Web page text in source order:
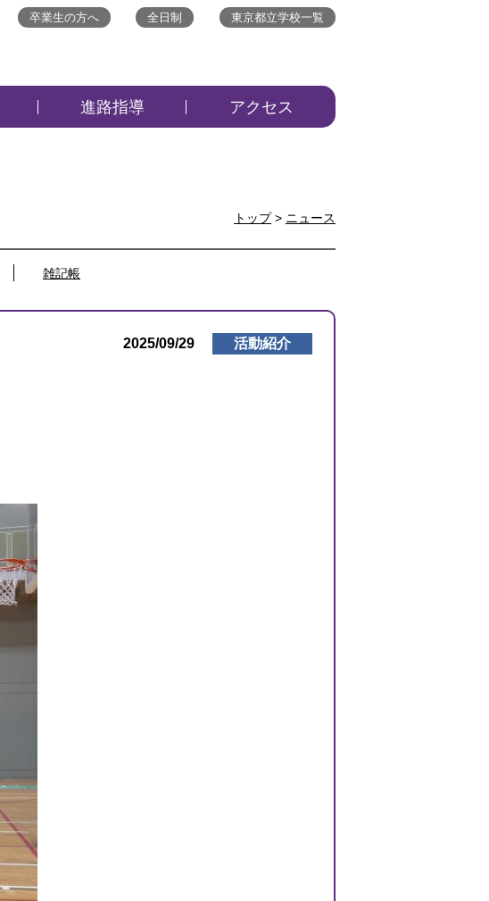
進路指導 アクセス
卒業生の方へ 東京都立学校一覧
全日制
トップ> ニュース
雑記帳
2025/09/29 活動紹介